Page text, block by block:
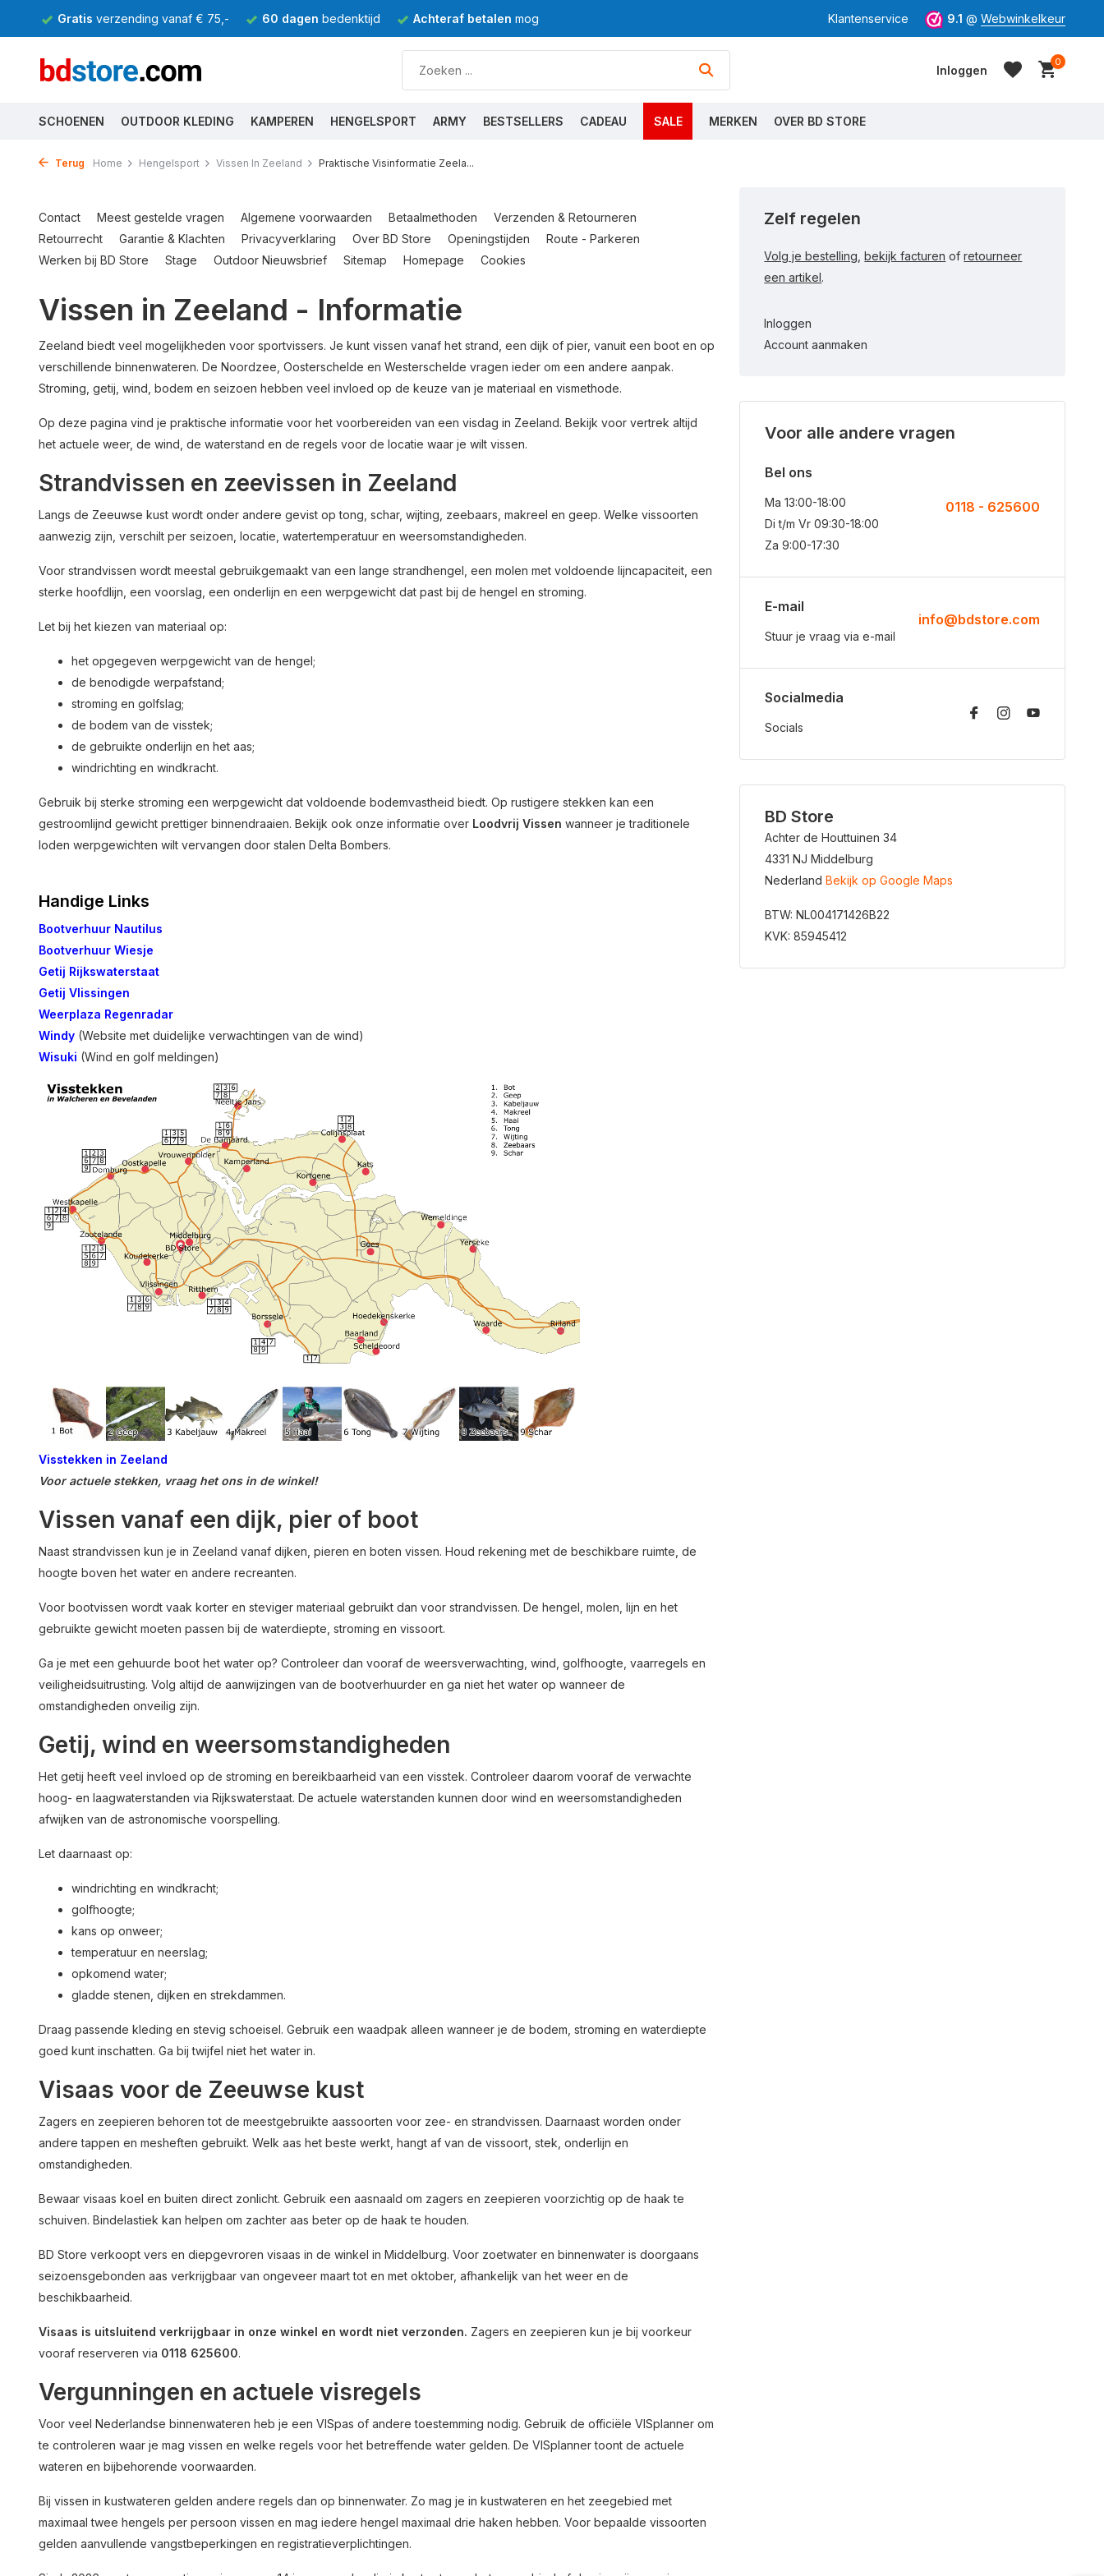
Gratis verzending vanaf € 75,- 60 dagen bedenktijd Achteraf betalen mogelijk Klantenservice 9.1 @ Webwinkelkeur
Inloggen
0
SCHOENEN OUTDOOR KLEDING KAMPEREN HENGELSPORT ARMY BESTSELLERS CADEAU SALE MERKEN OVER BD STORE
Terug Home Hengelsport Vissen In Zeeland Praktische Visinformatie Zeela...
Contact Meest gestelde vragen Algemene voorwaarden Betaalmethoden
Verzenden & Retourneren
Retourrecht
Garantie & Klachten Privacyverklaring Over BD Store Openingstijden
Route - Parkeren
Werken bij BD Store
Stage Outdoor Nieuwsbrief Sitemap Homepage Cookies
Vissen in Zeeland - Informatie
Zeeland biedt veel mogelijkheden voor sportvissers. Je kunt vissen vanaf het strand, een dijk of pier, vanuit een boot en op
verschillende binnenwateren. De Noordzee, Oosterschelde en Westerschelde vragen ieder om een andere aanpak.
Stroming, getij, wind, bodem en seizoen hebben veel invloed op de keuze van je materiaal en vismethode.
Op deze pagina vind je praktische informatie voor het voorbereiden van een visdag in Zeeland. Bekijk voor vertrek altijd
het actuele weer, de wind, de waterstand en de regels voor de locatie waar je wilt vissen.
Strandvissen en zeevissen in Zeeland
Langs de Zeeuwse kust wordt onder andere gevist op tong, schar, wijting, zeebaars, makreel en geep. Welke vissoorten
aanwezig zijn, verschilt per seizoen, locatie, watertemperatuur en weersomstandigheden.
Voor strandvissen wordt meestal gebruikgemaakt van een lange strandhengel, een molen met voldoende lijncapaciteit, een
sterke hoofdlijn, een voorslag, een onderlijn en een werpgewicht dat past bij de hengel en stroming.
Let bij het kiezen van materiaal op:
het opgegeven werpgewicht van de hengel;
de benodigde werpafstand;
stroming en golfslag;
de bodem van de visstek;
de gebruikte onderlijn en het aas;
windrichting en windkracht.
Gebruik bij sterke stroming een werpgewicht dat voldoende bodemvastheid biedt. Op rustigere stekken kan een
gestroomlijnd gewicht prettiger binnendraaien. Bekijk ook onze informatie over Loodvrij Vissen wanneer je traditionele
loden werpgewichten wilt vervangen door stalen Delta Bombers.
Handige Links
Bootverhuur Nautilus
Bootverhuur Wiesje
Getij Rijkswaterstaat
Getij Vlissingen
Weerplaza Regenradar
Windy (Website met duidelijke verwachtingen van de wind)
Wisuki (Wind en golf meldingen)
Visstekken in Zeeland
Voor actuele stekken, vraag het ons in de winkel!
Vissen vanaf een dijk, pier of boot
Naast strandvissen kun je in Zeeland vanaf dijken, pieren en boten vissen. Houd rekening met de beschikbare ruimte, de
hoogte boven het water en andere recreanten.
Voor bootvissen wordt vaak korter en steviger materiaal gebruikt dan voor strandvissen. De hengel, molen, lijn en het
gebruikte gewicht moeten passen bij de waterdiepte, stroming en vissoort.
Ga je met een gehuurde boot het water op? Controleer dan vooraf de weersverwachting, wind, golfhoogte, vaarregels en
veiligheidsuitrusting. Volg altijd de aanwijzingen van de bootverhuurder en ga niet het water op wanneer de
omstandigheden onveilig zijn.
Getij, wind en weersomstandigheden
Het getij heeft veel invloed op de stroming en bereikbaarheid van een visstek. Controleer daarom vooraf de verwachte
hoog- en laagwaterstanden via Rijkswaterstaat. De actuele waterstanden kunnen door wind en weersomstandigheden
afwijken van de astronomische voorspelling.
Let daarnaast op:
windrichting en windkracht;
golfhoogte;
kans op onweer;
temperatuur en neerslag;
opkomend water;
gladde stenen, dijken en strekdammen.
Draag passende kleding en stevig schoeisel. Gebruik een waadpak alleen wanneer je de bodem, stroming en waterdiepte
goed kunt inschatten. Ga bij twijfel niet het water in.
Visaas voor de Zeeuwse kust
Zagers en zeepieren behoren tot de meestgebruikte aassoorten voor zee- en strandvissen. Daarnaast worden onder
andere tappen en mesheften gebruikt. Welk aas het beste werkt, hangt af van de vissoort, stek, onderlijn en
omstandigheden.
Bewaar visaas koel en buiten direct zonlicht. Gebruik een aasnaald om zagers en zeepieren voorzichtig op de haak te
schuiven. Bindelastiek kan helpen om zachter aas beter op de haak te houden.
BD Store verkoopt vers en diepgevroren visaas in de winkel in Middelburg. Voor zoetwater en binnenwater is doorgaans
seizoensgebonden aas verkrijgbaar van ongeveer maart tot en met oktober, afhankelijk van het weer en de
beschikbaarheid.
Visaas is uitsluitend verkrijgbaar in onze winkel en wordt niet verzonden. Zagers en zeepieren kun je bij voorkeur
vooraf reserveren via 0118 625600.
Vergunningen en actuele visregels
Voor veel Nederlandse binnenwateren heb je een VISpas of andere toestemming nodig. Gebruik de officiële VISplanner om
te controleren waar je mag vissen en welke regels voor het betreffende water gelden. De VISplanner toont de actuele
wateren en bijbehorende voorwaarden.
Bij vissen in kustwateren gelden andere regels dan op binnenwater. Zo mag je in kustwateren en het zeegebied met
maximaal twee hengels per persoon vissen en mag iedere hengel maximaal drie haken hebben. Voor bepaalde vissoorten
gelden aanvullende vangstbeperkingen en registratieverplichtingen.
Zelf regelen
Volg je bestelling ,bekijk facturen ofretourneer
een artikel.
Inloggen
Account aanmaken
Voor alle andere vragen
Bel ons
Ma 13:00-18:00
Di t/m Vr 09:30-18:00
Za 9:00-17:30
0118 - 625600
E-mail
Stuur je vraag via e-mail
info@bdstore.com
Socialmedia
Socials
BD Store
Achter de Houttuinen 34
4331 NJ Middelburg
NederlandBekijk op Google Maps
BTW: NL004171426B22
KVK: 85945412